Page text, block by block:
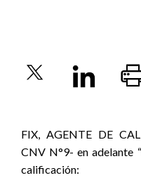
FIX, AGENTE DE
CNV N°9- en adelante
calificación: